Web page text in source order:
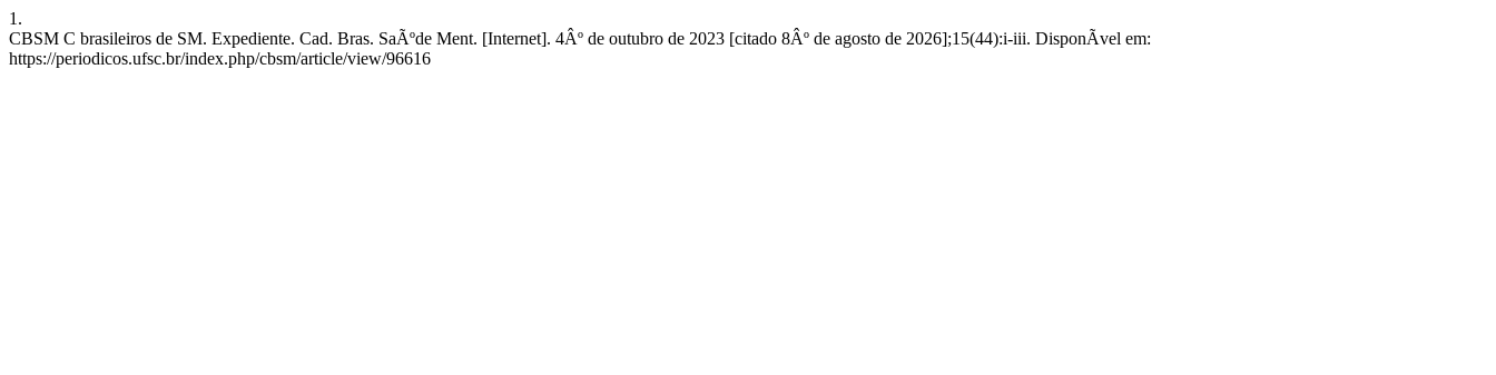
1.
CBSM C brasileiros de SM. Expediente. Cad. Bras. SaÃºde Ment. [Internet]. 4Âº de outubro de 2023 [citado 8Âº de agosto de 2026];15(44):i-iii. DisponÃ­vel em:
https://periodicos.ufsc.br/index.php/cbsm/article/view/96616